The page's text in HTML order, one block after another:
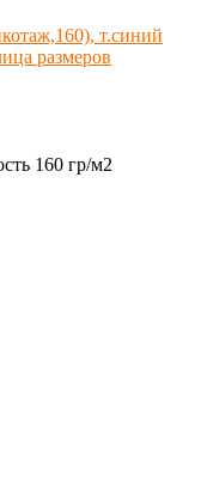
размеров
160 гр/м2